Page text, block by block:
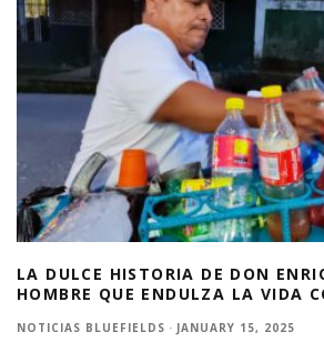
LA DULCE HISTORIA DE DON
HOMBRE QUE ENDULZA LA VIDA
NOTICIAS BLUEFIELDS · JANUARY 15, 2025